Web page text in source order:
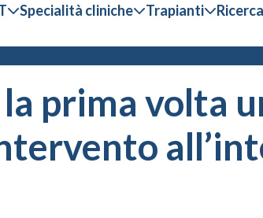
Specialità cliniche Trapianti
la prima volta